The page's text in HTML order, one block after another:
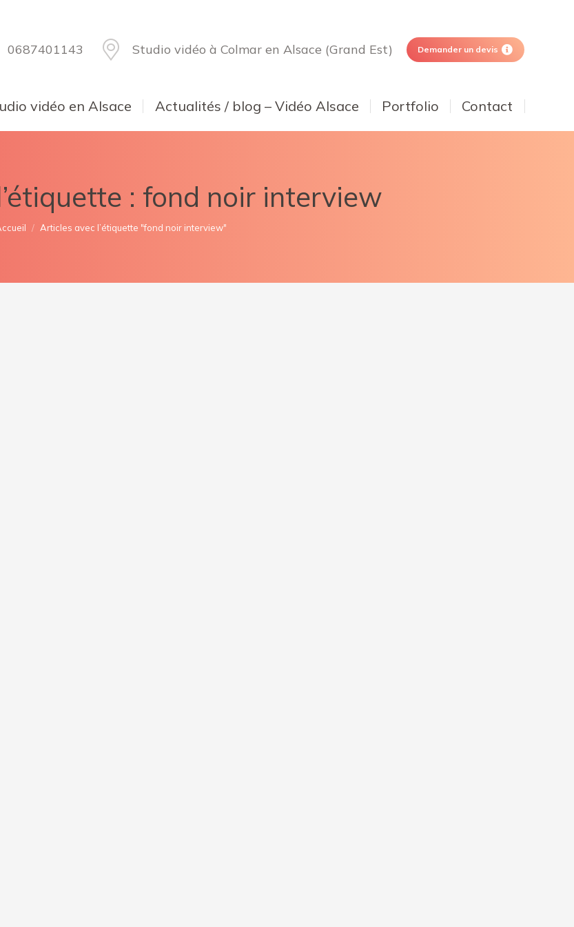
0687401143 Studio vidéo à Colmar en Alsace (Grand Est) Demander un devis
vidéo en Alsace Actualités / blog – Vidéo Alsace Portfolio Contact
: fond noir interview
êtes ici :
Articles avec l’étiquette "fond noir interview"